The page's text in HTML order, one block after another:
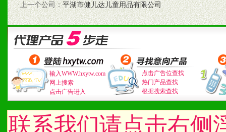
八、品牌产品
1、不断提升品牌的知名度
2、不断开创新产品不断满
化。
·上一个公司：平湖市健儿达儿童用品有限公司
输入WWW.hxytw.com
网上搜索
点击广告进入
点击广告位查找
热门产品查找
根据搜索查找
联系我们请点击右侧